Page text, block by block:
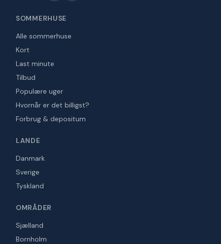
SOMMERHUSE
Alle sommerhuse
Kort
Last minute
Tilbud
Populære uger
Hvornår er det billigst?
Forbrug & depositum
LANDE
Danmark
Sverige
Tyskland
OMRÅDER
Sjælland
Bornholm